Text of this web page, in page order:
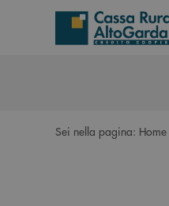
Salta al contenuto principale
Sei nella pagina: Home